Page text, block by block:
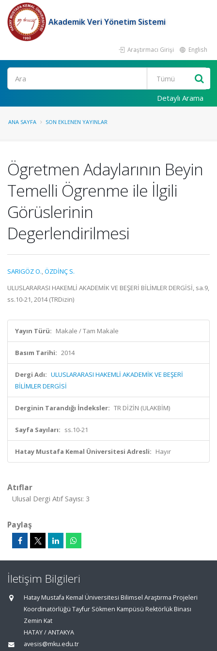
Akademik Veri Yönetim Sistemi
Araştırmacı Girişi English
Ara
Detaylı Arama
ANA SAYFA SON EKLENEN YAYINLAR
Ögretmen Adaylarının Beyin
Temelli Ögrenme ile İlgili
Görüslerinin
Degerlendirilmesi
SARIGÖZ O.,ÖZDİNÇ S.
ULUSLARARASI HAKEMLİ AKADEMİK VE BEŞERİ BİLİMLER DERGİSİ, sa.9,
ss.10-21, 2014 (TRDizin)
Yayın Türü: Makale / Tam Makale
Basım Tarihi: 2014
Dergi Adı: ULUSLARARASI HAKEMLİ AKADEMİK VE BEŞERİ
BİLİMLER DERGİSİ
Derginin Tarandığı İndeksler: TR DİZİN (ULAKBİM)
Sayfa Sayıları: ss.10-21
Hatay Mustafa Kemal Üniversitesi Adresli: Hayır
Atıflar
Ulusal Dergi Atıf Sayısı: 3
Paylaş
İletişim Bilgileri
Hatay Mustafa Kemal Üniversitesi Bilimsel Araştırma Projeleri
Koordinatörlüğü Tayfur Sökmen Kampüsü Rektörlük Binası
Zemin Kat
HATAY / ANTAKYA
avesis@mku.edu.tr